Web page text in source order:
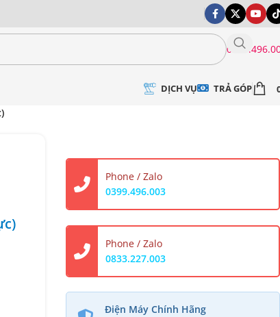
DỊCH VỤ TRẢ GÓP
Phone / Zalo
0399.496.003
Phone / Zalo
0833.227.003
Điện Máy Chính Hãng